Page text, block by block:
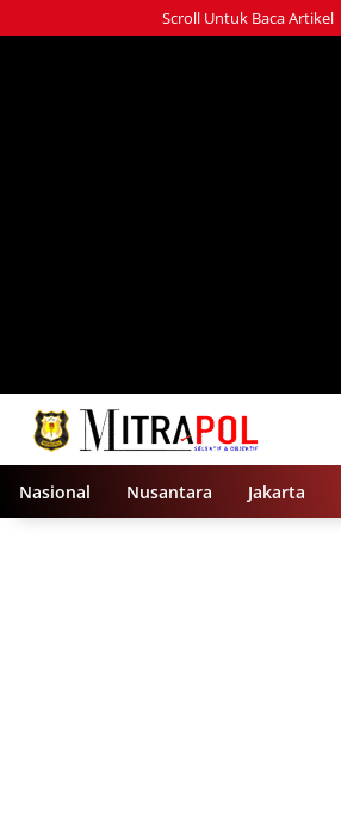
ke
Scroll Untuk Baca Artikel
Nasional Nusantara Jakarta